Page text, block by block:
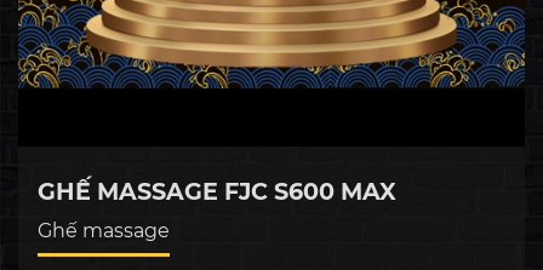
GHẾ MASSAGE FJC S600 MAX
Ghế massage